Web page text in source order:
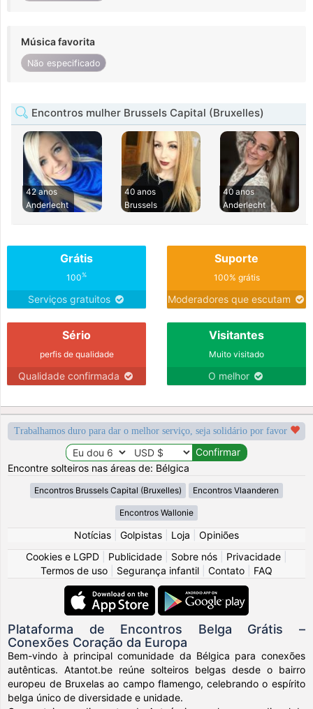
Música favorita
Não especificado
Encontros mulher Brussels Capital (Bruxelles)
42 anos
Anderlecht
40 anos
Brussels
40 anos
Anderlecht
Grátis
100%
Serviços gratuitos
Suporte
100% grátis
Moderadores que escutam
Sério
perfis de qualidade
Qualidade confirmada
Visitantes
Muito visitado
O melhor
Trabalhamos duro para dar o melhor serviço, seja solidário por favor
Encontre solteiros nas áreas de: Bélgica
Encontros Brussels Capital (Bruxelles) Encontros Vlaanderen
Encontros Wallonie
Notícias Golpistas Loja
Opiniões
Cookies e LGPD
Publicidade Sobre nós Privacidade
Termos de uso
Segurança infantil Contato FAQ
Plataforma de Encontros Belga Grátis –
Conexões Coração da Europa
Bem-vindo à principal comunidade da Bélgica para conexões
autênticas. Atantot.be reúne solteiros belgas desde o bairro
europeu de Bruxelas ao campo flamengo, celebrando o espírito
belga único de diversidade e unidade.